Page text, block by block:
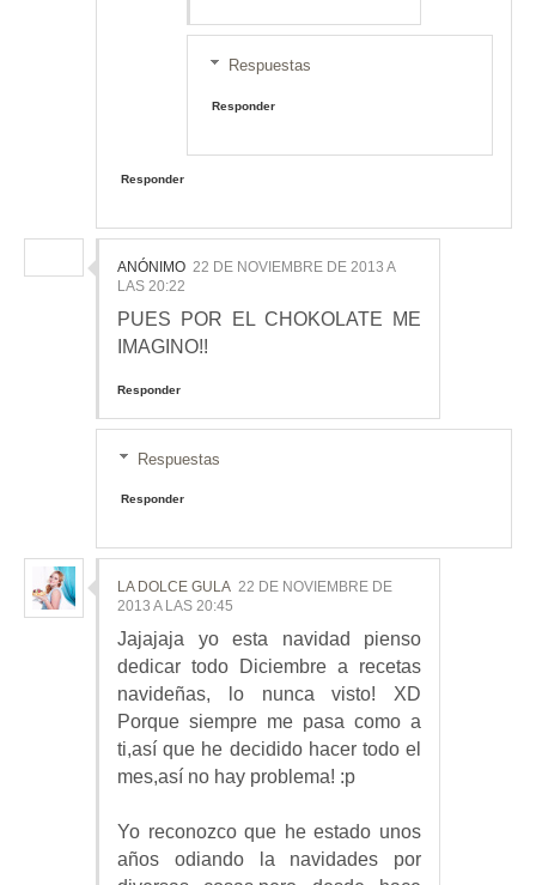
Respuestas
Responder
Responder
ANÓNIMO 22 DE NOVIEMBRE DE 2013 A
LAS 20:22
PUES POR EL CHOKOLATE ME
IMAGINO!!
Responder
Respuestas
Responder
LA DOLCE GULA 22 DE NOVIEMBRE DE
2013 A LAS 20:45
Jajajaja yo esta navidad pienso
dedicar todo Diciembre a recetas
navideñas, lo nunca visto! XD
Porque siempre me pasa como a
ti,así que he decidido hacer todo el
mes,así no hay problema! :p
Yo reconozco que he estado unos
años odiando la navidades por